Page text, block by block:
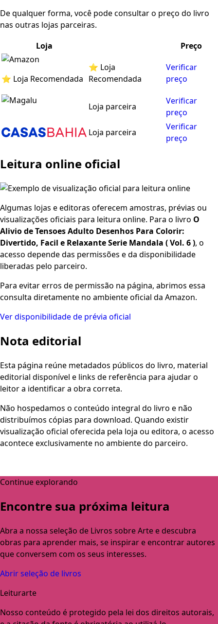
De qualquer forma, você pode consultar o preço do livro
nas outras lojas parceiras.
Loja
Preço
⭐ Loja Recomendada
⭐ Loja
Recomendada
Verificar
preço
Loja parceira
Verificar
preço
Loja parceira
Verificar
preço
Leitura online oficial
Algumas lojas e editoras oferecem amostras, prévias ou
visualizações oficiais para leitura online. Para o livro O
Alivio de Tensoes Adulto Desenhos Para Colorir:
Divertido, Facil e Relaxante Serie Mandala ( Vol. 6 ), o
acesso depende das permissões e da disponibilidade
liberadas pelo parceiro.
Para evitar erros de permissão na página, abrimos essa
consulta diretamente no ambiente oficial da Amazon.
Ver disponibilidade de prévia oficial
Nota editorial
Esta página reúne metadados públicos do livro, material
editorial disponível e links de referência para ajudar o
leitor a identificar a obra correta.
Não hospedamos o conteúdo integral do livro e não
distribuímos cópias para download. Quando existir
visualização oficial oferecida pela loja ou editora, o acesso
acontece exclusivamente no ambiente do parceiro.
Continue explorando
Encontre sua próxima leitura
Abra a nossa seleção de Livros sobre Arte e descubra
obras para aprender mais, se inspirar e encontrar autores
que conversem com os seus interesses.
Abrir seleção de livros
Leiturarte
Nosso conteúdo é protegido pela lei dos direitos autorais,